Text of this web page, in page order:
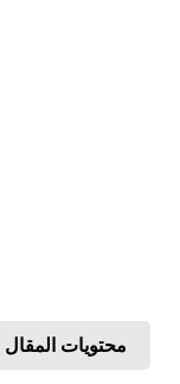
محتويات المقال